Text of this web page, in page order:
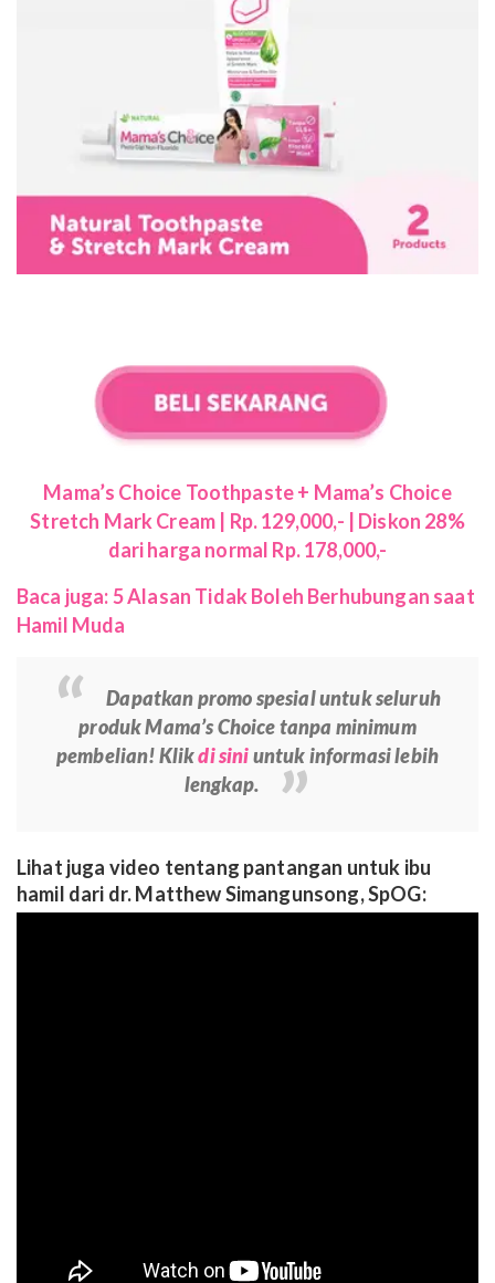
Mama’s Choice Toothpaste + Mama’s Choice
Stretch Mark Cream | Rp. 129,000,- | Diskon 28%
dari harga normal Rp. 178,000,-
Baca juga: 5 Alasan Tidak Boleh Berhubungan saat
Hamil Muda
Dapatkan promo spesial untuk seluruh
produk Mama’s Choice tanpa minimum
pembelian! Klikdi siniuntuk informasi lebih
lengkap.
Lihat juga video tentang pantangan untuk ibu
hamil dari dr. Matthew Simangunsong, SpOG: